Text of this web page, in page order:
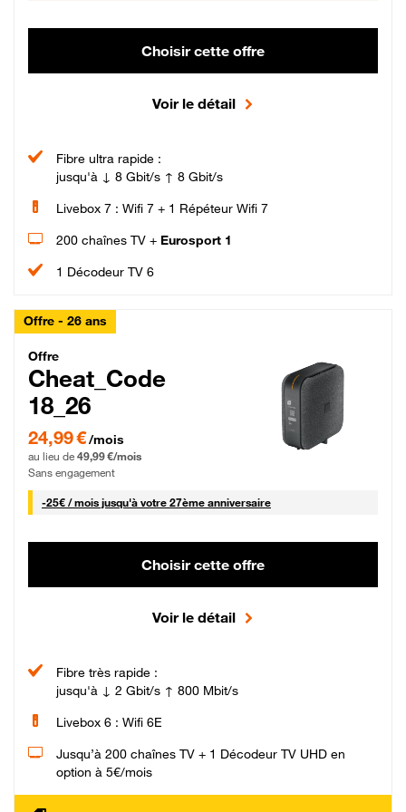
Choisir cette offre
Voir le détail
Fibre ultra rapide :
jusqu'à ↓ 8 Gbit/s ↑ 8 Gbit/s
Livebox 7 : Wifi 7 + 1 Répéteur Wifi 7
200 chaînes TV + Eurosport 1
1 Décodeur TV 6
Offre - 26 ans
Cheat_Code Fibre_18_26
Offre
Cheat_Code
18_26
24,99 € par mois pendant 0 mois puis 49,99 € par mois, Sans engagement
24,99 €/mois
au lieu de 49,99 €/mois
Sans engagement
-25€ / mois25 € par mois
jusqu'à votre 27ème anniversaire
Choisir cette offre
Voir le détail
Fibre très rapide :
jusqu'à ↓ 2 Gbit/s ↑ 800 Mbit/s
Livebox 6 : Wifi 6E
Jusqu’à 200 chaînes TV + 1 Décodeur TV UHD en
option à 5€/mois